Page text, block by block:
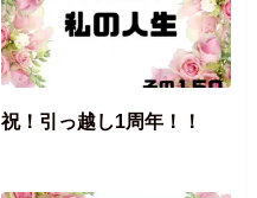
祝！引っ越し1周年！！